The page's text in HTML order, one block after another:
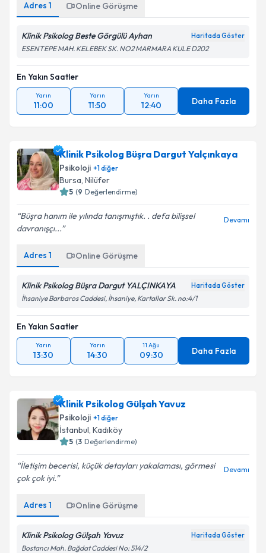
Adres 1 Online Görüşme
Klinik Psikolog Beste Görgülü Ayhan Haritada Göster
ESENTEPE MAH. KELEBEK SK. NO2 MARMARA KULE D202
En Yakın Saatler
Yarın
11:00
Yarın
11:50
Yarın
12:40 Daha Fazla
Klinik Psikolog Büşra Dargut Yalçınkaya
Psikoloji +1diğer
Bursa, Nilüfer
5 (9 Değerlendirme)
Büşra hanım ile yılında tanışmıştık. . defa bilişsel
davranışçı...
Devamı
Adres 1 Online Görüşme
Klinik Psikolog Büşra Dargut YALÇINKAYA Haritada Göster
İhsaniye Barbaros Caddesi, İhsaniye, Kartallar Sk. no:4/1
En Yakın Saatler
Yarın
13:30
Yarın
14:30
11 Ağu
09:30 Daha Fazla
Klinik Psikolog Gülşah Yavuz
Psikoloji +1diğer
İstanbul, Kadıköy
5 (3 Değerlendirme)
İletişim becerisi, küçük detayları yakalaması, görmesi
çok çok iyi.
Devamı
Adres 1 Online Görüşme
Klinik Psikolog Gülşah Yavuz Haritada Göster
Bostancı Mah. Bağdat Caddesi No: 514/2